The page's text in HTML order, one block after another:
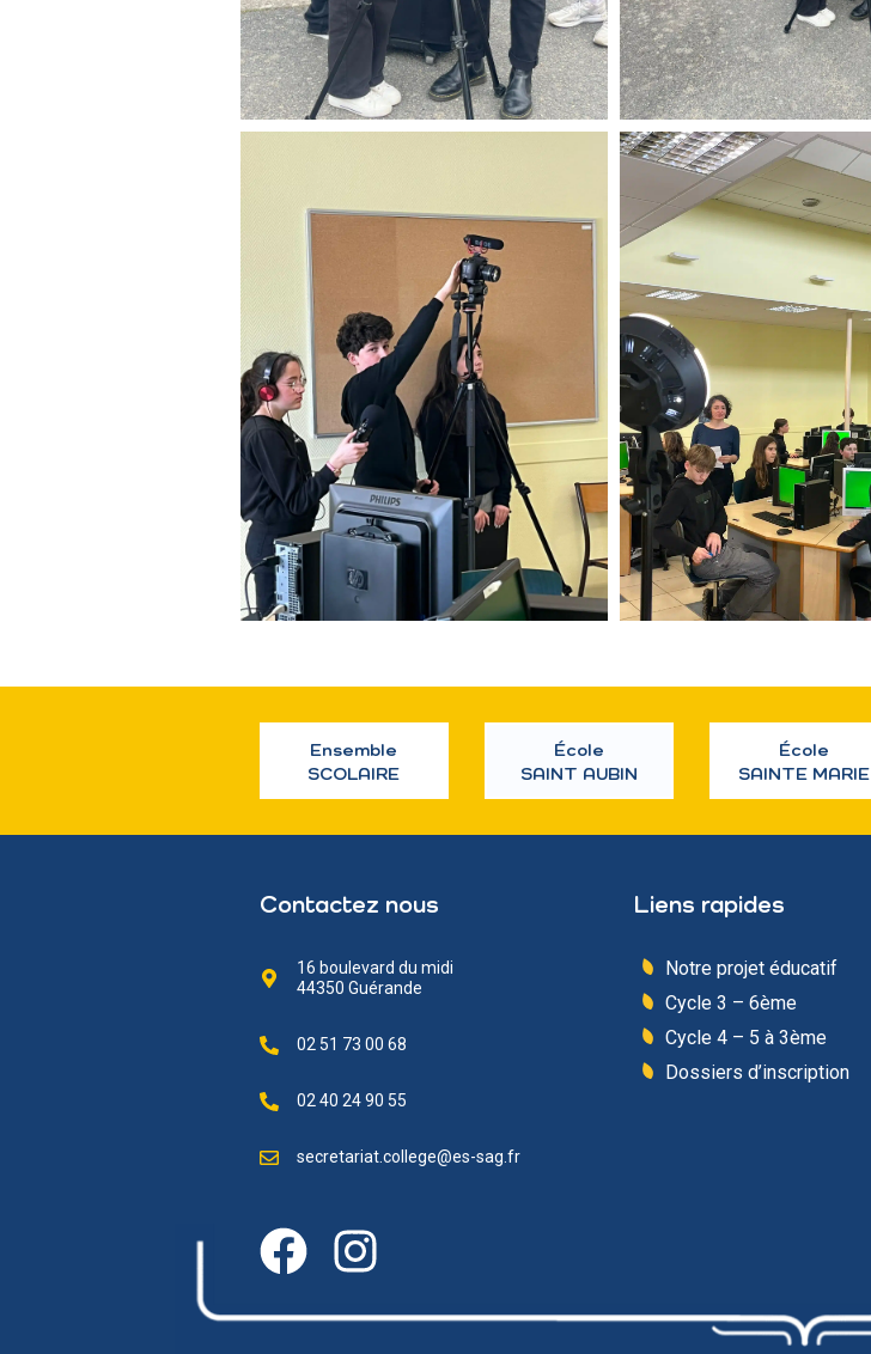
Ensemble
SCOLAIRE
École
SAINT AUBIN
École
SAINTE MARIE
Contactez nous
16 boulevard du midi
44350 Guérande
02 51 73 00 68
02 40 24 90 55
secretariat.college@es-sag.fr
Liens rapides
Notre projet éducatif
Cycle 3 – 6ème
Cycle 4 – 5 à 3ème
Dossiers d’inscription